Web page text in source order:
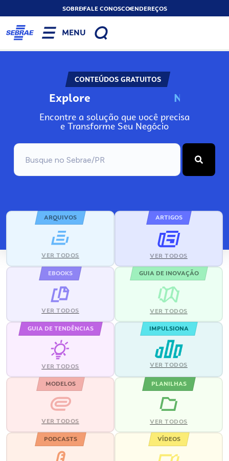
SOBREFALE CONOSCOENDEREÇOS
MENU
CONTEÚDOS GRATUITOS
Explore N
Encontre a solução que você precisa
e Transforme Seu Negócio
ARQUIVOS
VER TODOS
ARTIGOS
VER TODOS
EBOOKS
VER TODOS
GUIA DE INOVAÇÃO
VER TODOS
GUIA DE TENDÊNCIAS
VER TODOS
IMPULSIONA
VER TODOS
MODELOS
VER TODOS
PLANILHAS
VER TODOS
PODCASTS VÍDEOS